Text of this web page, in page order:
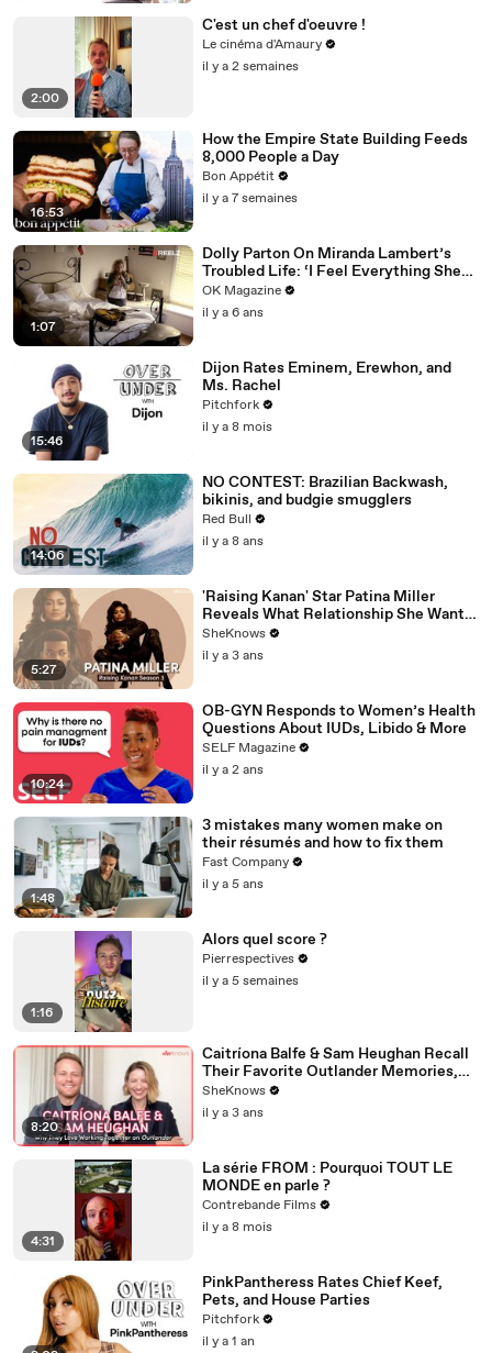
2:00
C'est un chef d'oeuvre !
Le cinéma d'Amaury
il y a 2 semaines
16:53
How the Empire State Building Feeds
8,000 People a Day
Bon Appétit
il y a 7 semaines
1:07
Dolly Parton On Miranda Lambert’s
Troubled Life: ‘I Feel Everything She
Writes’: Watch REELZ Doc
OK Magazine
il y a 6 ans
15:46
Dijon Rates Eminem, Erewhon, and
Ms. Rachel
Pitchfork
il y a 8 mois
14:06
NO CONTEST: Brazilian Backwash,
bikinis, and budgie smugglers
Red Bull
il y a 8 ans
5:27
'Raising Kanan' Star Patina Miller
Reveals What Relationship She Wants
For Her Character
SheKnows
il y a 3 ans
10:24
OB-GYN Responds to Women’s Health
Questions About IUDs, Libido & More
SELF Magazine
il y a 2 ans
1:48
3 mistakes many women make on
their résumés and how to fix them
Fast Company
il y a 5 ans
1:16
Alors quel score ?
Pierrespectives
il y a 5 semaines
8:20
Caitríona Balfe & Sam Heughan Recall
Their Favorite Outlander Memories,
First Impressions & Why They Both
Can't Wait for Balfe to Direct
SheKnows
il y a 3 ans
4:31
La série FROM : Pourquoi TOUT LE
MONDE en parle ?
Contrebande Films
il y a 8 mois
PinkPantheress Rates Chief Keef,
Pets, and House Parties
Pitchfork
il y a 1 an